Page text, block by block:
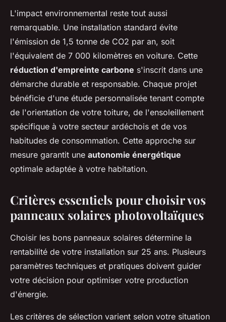
L'impact environnemental reste tout aussi
remarquable. Une installation standard évite
l'émission de 1,5 tonne de CO2 par an, soit
l'équivalent de 7 000 kilomètres en voiture. Cette
réduction d'empreinte carbone s'inscrit dans une
démarche durable et responsable. Chaque projet
bénéficie d'une étude personnalisée tenant compte
de l'orientation de votre toiture, de l'ensoleillement
spécifique à votre secteur ardéchois et de vos
habitudes de consommation. Cette approche sur
mesure garantit une autonomie énergétique
optimale adaptée à votre habitation.
Critères essentiels pour choisir vos
panneaux solaires photovoltaïques
Choisir les bons panneaux solaires détermine la
rentabilité de votre installation sur 25 ans. Plusieurs
paramètres techniques et pratiques doivent guider
votre décision pour optimiser votre production
d'énergie.
Les critères de sélection varient selon votre situation